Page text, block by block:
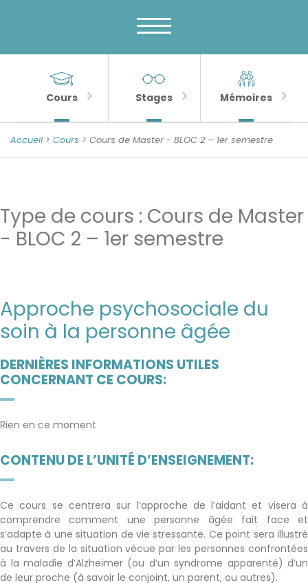
Banner
MENU
Psychologie
de
la
Sections
importantes
Cours Stages Mémoires
Accueil > Cours > Cours de Master - BLOC 2 – 1er semestre
Type de cours : Cours de Master
- BLOC 2 – 1er semestre
Approche psychosociale du
soin à la personne âgée
DERNIÈRES INFORMATIONS UTILES
CONCERNANT CE COURS:
Rien en ce moment
CONTENU DE L’UNITÉ D’ENSEIGNEMENT:
Ce cours se centrera sur l’approche de l’aidant et visera à
comprendre comment une personne âgée fait face et
s’adapte à une situation de vie stressante. Ce point sera illustré
au travers de la situation vécue par les personnes confrontées
à la maladie d’Alzheimer (ou d’un syndrome apparenté) d’un
de leur proche (à savoir le conjoint, un parent, ou autres).